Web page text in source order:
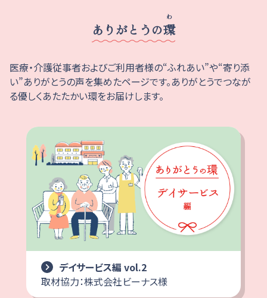
ありがとうの環
わ
医療・介護従事者およびご利用者様の“ふれあい”や“寄り添
い”ありがとうの声を集めたページです。ありがとうでつなが
る優しくあたたかい環をお届けします。
デイサービス編 vol.2
取材協力：株式会社ビーナス様